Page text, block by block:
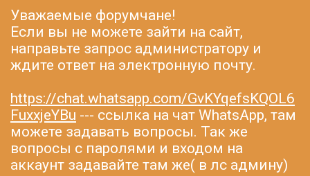
Уважаемые форумчане!
Если вы не можете зайти на сайт,
направьте запрос администратору и
ждите ответ на электронную почту.
https://chat.whatsapp.com/GvKYqefsKQOL6
FuxxjeYBu --- ссылка на чат WhatsApp, там
можете задавать вопросы. Так же
вопросы с паролями и входом на
аккаунт задавайте там же( в лс админу)